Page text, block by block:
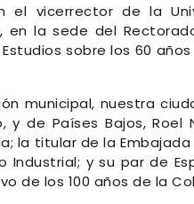
el vicerrector de la
en la sede del
sobre los 60
municipal, nuestra
de Países Bajos, Roel
la titular de la
y su par de
de los 100 años de la